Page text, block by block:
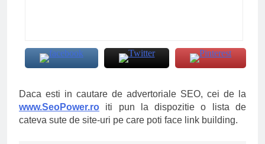
Daca esti in cautare de advertoriale SEO, cei de la
www.SeoPower.ro iti pun la dispozitie o lista de
cateva sute de site-uri pe care poti face link building.